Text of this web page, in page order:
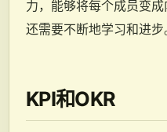
力，能够将每个成员变
还需要不断地学习和进步
KPI和OKR